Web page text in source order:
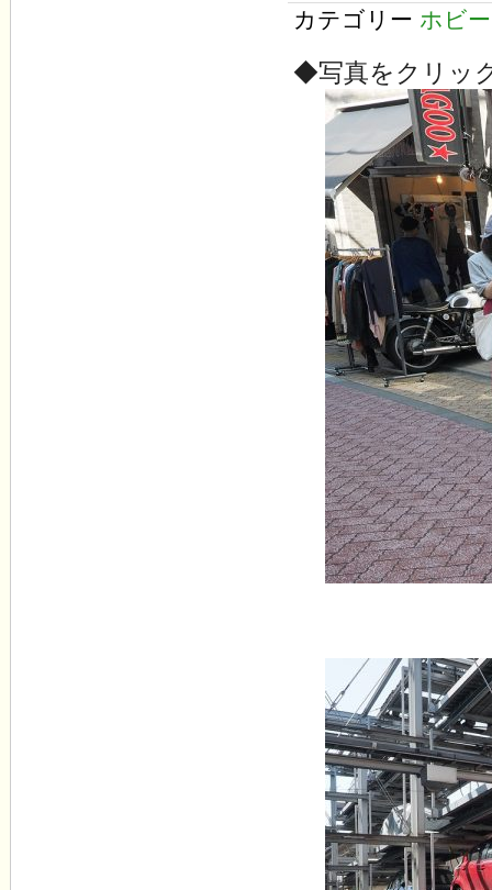
カテゴリー ホビー
◆写真をクリッ